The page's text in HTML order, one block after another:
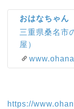
おはなちゃん
三重県桑名市
屋）
https://